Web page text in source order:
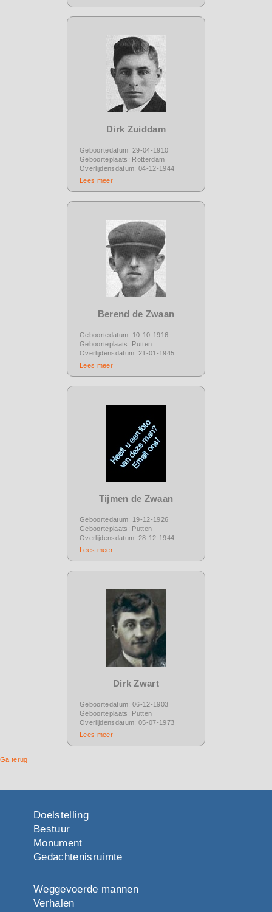
Dirk Zuiddam
Geboortedatum: 29-04-1910
Geboorteplaats: Rotterdam
Overlijdensdatum: 04-12-1944
Lees meer
Berend de Zwaan
Geboortedatum: 10-10-1916
Geboorteplaats: Putten
Overlijdensdatum: 21-01-1945
Lees meer
Tijmen de Zwaan
Geboortedatum: 19-12-1926
Geboorteplaats: Putten
Overlijdensdatum: 28-12-1944
Lees meer
Dirk Zwart
Geboortedatum: 06-12-1903
Geboorteplaats: Putten
Overlijdensdatum: 05-07-1973
Lees meer
Ga terug
Doelstelling
Bestuur
Monument
Gedachtenisruimte
Weggevoerde mannen
Verhalen